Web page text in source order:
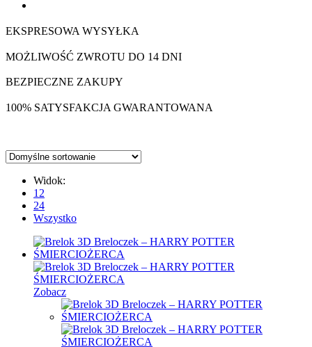
EKSPRESOWA WYSYŁKA
MOŻLIWOŚĆ ZWROTU DO 14 DNI
BEZPIECZNE ZAKUPY
100% SATYSFAKCJA GWARANTOWANA
Widok:
12
24
Wszystko
Zobacz